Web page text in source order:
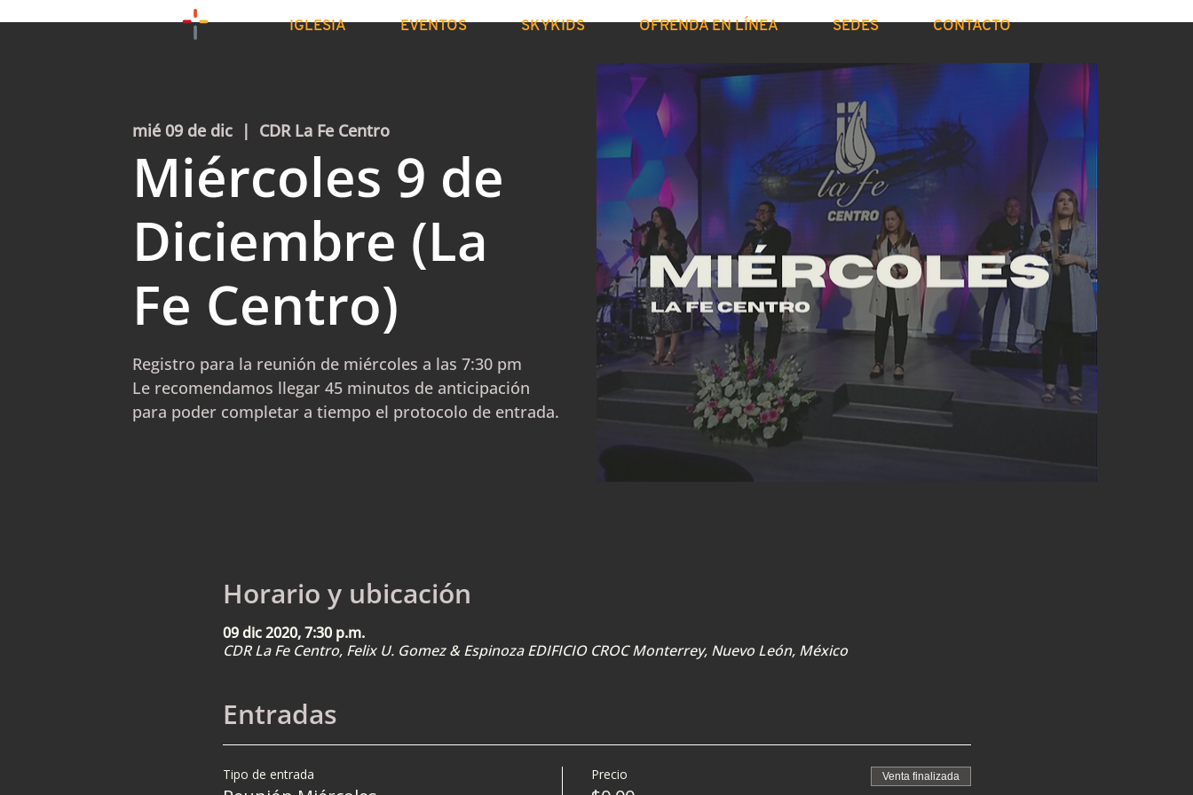
IGLESIA EVENTOS SKYKIDS OFRENDA EN LÍNEA SEDES CONTACTO
mié 09 de dic
  |
CDR La Fe Centro
Miércoles 9 de
Diciembre (La
Fe Centro)
Registro para la reunión de miércoles a las 7:30 pm
Le recomendamos llegar 45 minutos de anticipación
para poder completar a tiempo el protocolo de entrada.
Horario y ubicación
09 dic 2020, 7:30 p.m.
CDR La Fe Centro, Felix U. Gomez & Espinoza EDIFICIO CROC Monterrey, Nuevo León, México
Entradas
Tipo de entrada Precio Venta finalizada